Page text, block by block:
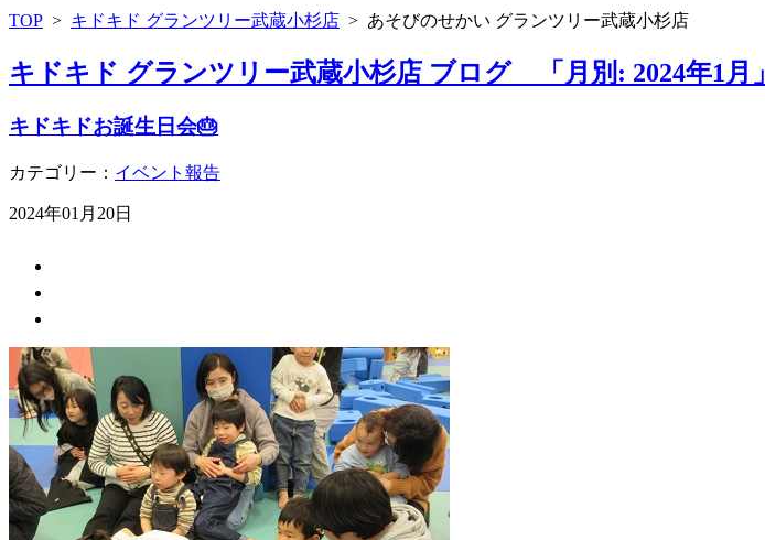
TOP > キドキド グランツリー武蔵小杉店 > あそびのせかい グランツリー武蔵小杉店
キドキド グランツリー武蔵小杉店 ブログ 「月別: 2024年1月」
キドキドお誕生日会🎂
カテゴリー： イベント報告
2024年01月20日